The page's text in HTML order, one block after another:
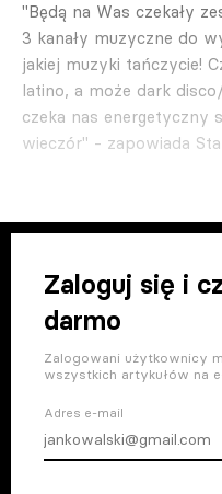
"Będą na Was czekały
3 kanały muzyczne do
jakiej muzyki tańczycie!
latino, a może dark
czeka nas energetyczny
wieczór" - zapowiada
Zaloguj się i
darmo
Zalogowani użytkownicy
wszystkich artykułów na
Adres e-mail